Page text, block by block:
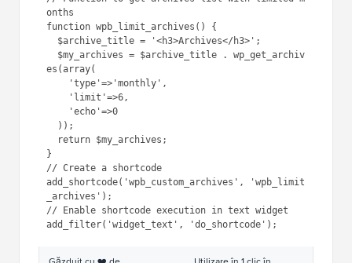
1
3
7
8
9
1
11
with limited months
function
wpb_limit_archives() {
$archive_title
'<h3>Archives</h3>'
$my_archives
. wp_get_archives(
'type'
'echo'=>0
));
return
$my_archives
}
'wpb_custom_archiv